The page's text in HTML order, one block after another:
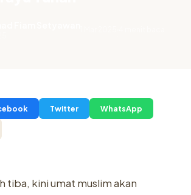
Twitter WhatsApp
tiba, kini umat muslim akan